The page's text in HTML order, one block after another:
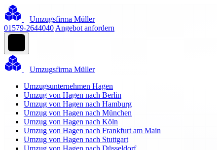
Umzugsfirma Müller
01579-2644040 Angebot anfordern
Umzugsfirma Müller
Umzugsunternehmen Hagen
Umzug von Hagen nach Berlin
Umzug von Hagen nach Hamburg
Umzug von Hagen nach München
Umzug von Hagen nach Köln
Umzug von Hagen nach Frankfurt am Main
Umzug von Hagen nach Stuttgart
Umzug von Hagen nach Düsseldorf